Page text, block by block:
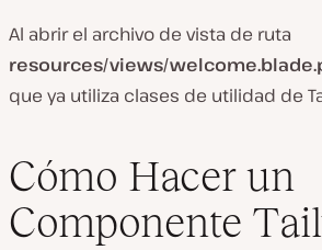
Al abrir el archivo de vista de ruta
resources/views/
que ya utiliza clases de utilidad de
Cómo Hacer un
Componente